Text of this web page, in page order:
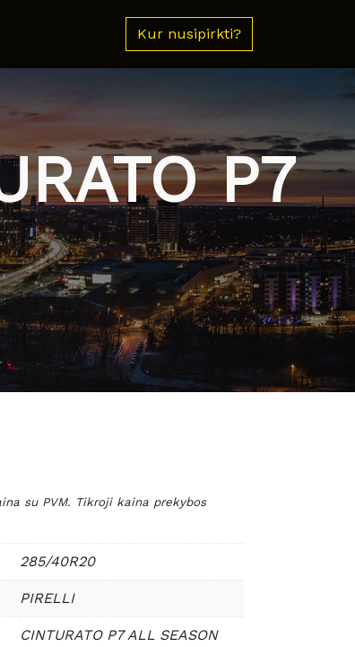
Kur nusipirkti?
P7
su PVM. Tikroji kaina prekybos
285/40R20
PIRELLI
CINTURATO P7 ALL SEASON